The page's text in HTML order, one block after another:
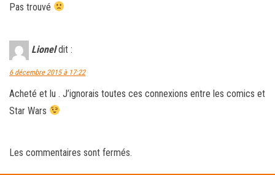
Pas trouvé
Lionel dit :
6 décembre 2015 à 17:22
Acheté et lu . J’ignorais toutes ces connexions entre les comics et
Star Wars
Les commentaires sont fermés.